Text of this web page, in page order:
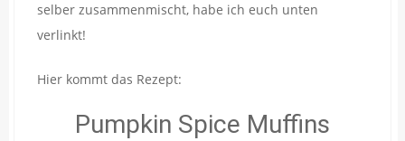
selber zusammenmischt, habe ich euch unten
verlinkt!
Hier kommt das Rezept:
Pumpkin Spice Muffins